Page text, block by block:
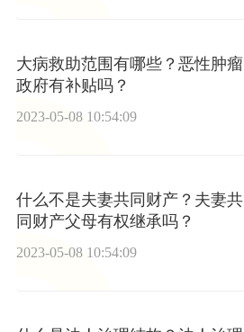
大病救助范围有哪些？恶性肿瘤
政府有补贴吗？
2023-05-08 10:54:09
什么不是夫妻共同财产？夫妻共
同财产父母有权继承吗？
2023-05-08 10:54:09